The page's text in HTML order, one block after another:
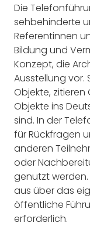
Die
sehbehinderte
Referentinnen
Bildung und
Konzept, die
Ausstellung
Objekte,
Objekte ins
sind. In der
für Rückfragen
anderen
oder
genutzt
aus über das
öffentliche
erforderlich.